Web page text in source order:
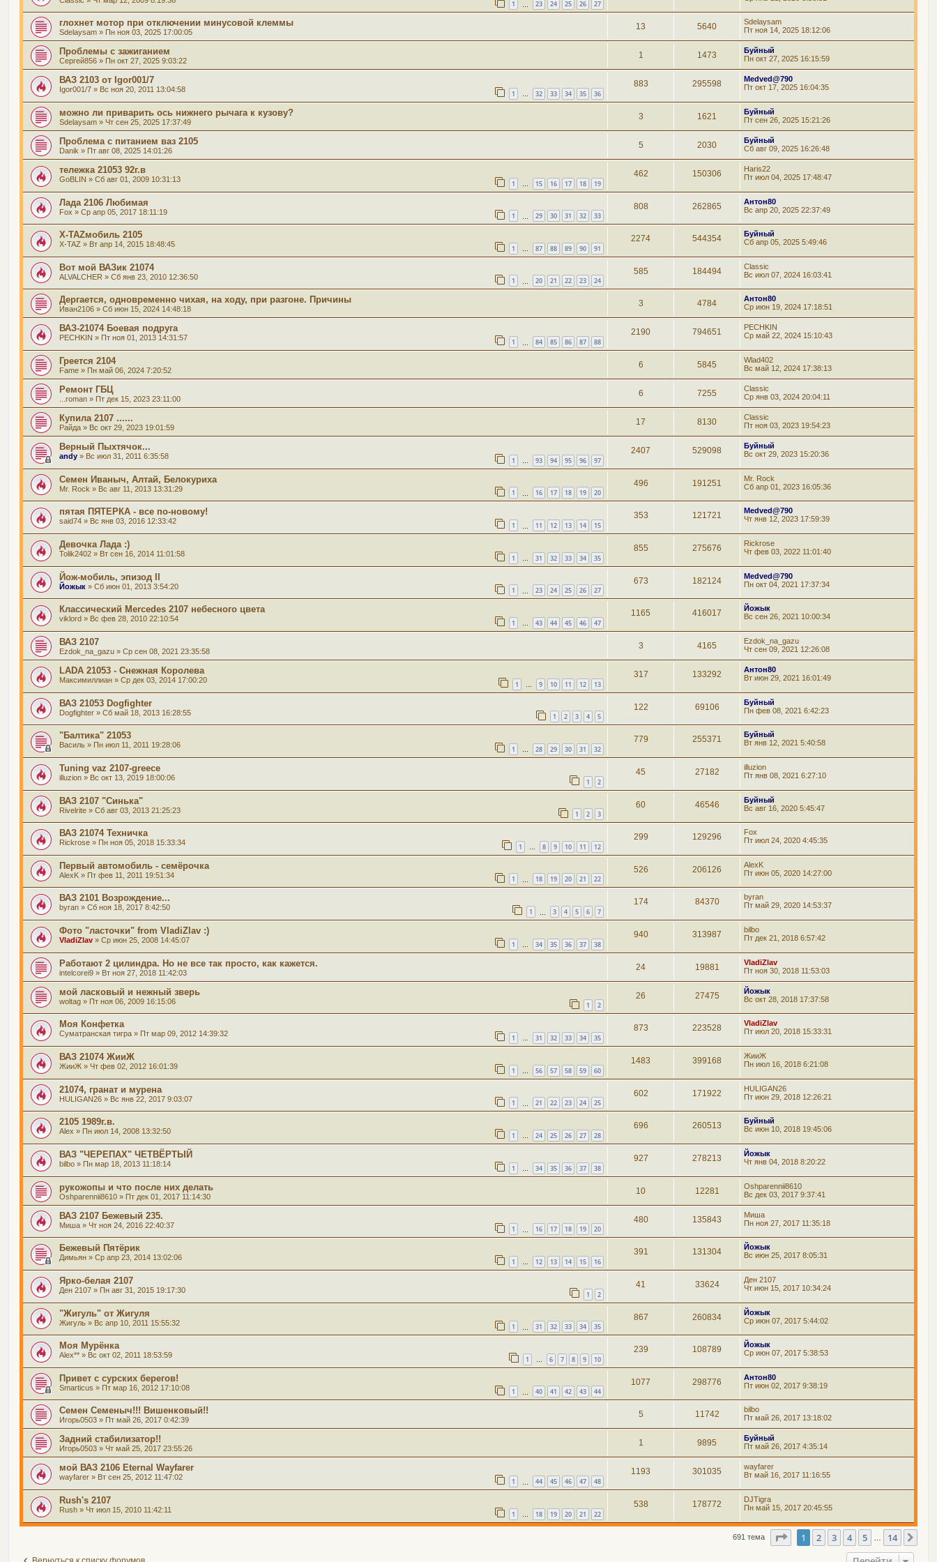
1 23 24 25 26 27
глохнет мотор при отключении минусовой клеммы
Sdelaysam » Пн ноя 03, 2025 17:00:05
13 5640
Sdelaysam
Пт ноя 14, 2025 18:12:06
Проблемы с зажиганием
Сергей856 » Пн окт 27, 2025 9:03:22
1 1473
Буйный
Пн окт 27, 2025 16:15:59
ВАЗ 2103 от Igor001/7
Igor001/7 » Вс ноя 20, 2011 13:04:58 1 … 32 33 34 35 36
883 295598
Medved@790
Пт окт 17, 2025 16:04:35
можно ли приварить ось нижнего рычага к кузову?
Sdelaysam » Чт сен 25, 2025 17:37:49
3 1621
Буйный
Пт сен 26, 2025 15:21:26
Проблема с питанием ваз 2105
Danik » Пт авг 08, 2025 14:01:26
5 2030
Буйный
Сб авг 09, 2025 16:26:48
тележка 21053 92г.в
GoBLIN » Сб авг 01, 2009 10:31:13 1 … 15 16 17 18 19
462 150306
Haris22
Пт июл 04, 2025 17:48:47
Лада 2106 Любимая
Fox » Ср апр 05, 2017 18:11:19 1 29 30 31 32 33
808 262865
Антон80
Вс апр 20, 2025 22:37:49
X-TAZмобиль 2105
X-TAZ » Вт апр 14, 2015 18:48:45 1 … 87 88 89 90 91
2274 544354
Буйный
Сб апр 05, 2025 5:49:46
Вот мой ВАЗик 21074
ALVALCHER » Сб янв 23, 2010 12:36:50 1 20 21 22 23 24
585 184494
Classic
Вс июл 07, 2024 16:03:41
Дергается, одновременно чихая, на ходу, при разгоне. Причины
Иван2106 » Сб июн 15, 2024 14:48:18
3 4784
Антон80
Ср июн 19, 2024 17:18:51
ВАЗ-21074 Боевая подруга
PECHKIN » Пт ноя 01, 2013 14:31:57 1 84 85 86 87 88
2190 794651
PECHKIN
Ср май 22, 2024 15:10:43
Греется 2104
Fame » Пн май 06, 2024 7:20:52
6 5845
Wlad402
Вс май 12, 2024 17:38:13
Ремонт ГБЦ
...roman » Пт дек 15, 2023 23:11:00
6 7255
Classic
Ср янв 03, 2024 20:04:11
Купила 2107 ......
Райда » Вс окт 29, 2023 19:01:59
17 8130
Classic
Пт ноя 03, 2023 19:54:23
Верный Пыхтячок...
andy » Вс июл 31, 2011 6:35:58 1 … 93 94 95 96 97
2407 529098
Буйный
Вс окт 29, 2023 15:20:36
Семен Иваныч, Алтай, Белокуриха
Mr. Rock » Вс авг 11, 2013 13:31:29 1 16 17 18 19 20
496 191251
Mr. Rock
Сб апр 01, 2023 16:05:36
пятая ПЯТЕРКА - все по-новому!
said74 » Вс янв 03, 2016 12:33:42 1 11 12 13 14 15
353 121721
Medved@790
Чт янв 12, 2023 17:59:39
Девочка Лада :)
Tolik2402 » Вт сен 16, 2014 11:01:58 1 … 31 32 33 34 35
855 275676
Rickrose
Чт фев 03, 2022 11:01:40
Йож-мобиль, эпизод II
Йожык » Сб июн 01, 2013 3:54:20 1 23 24 25 26 27
673 182124
Medved@790
Пн окт 04, 2021 17:37:34
Классический Mercedes 2107 небесного цвета
viklord » Вс фев 28, 2010 22:10:54 1 … 43 44 45 46 47
1165 416017
Йожык
Вс сен 26, 2021 10:00:34
ВАЗ 2107
Ezdok_na_gazu » Ср сен 08, 2021 23:35:58
3 4165
Ezdok_na_gazu
Чт сен 09, 2021 12:26:08
LADA 21053 - Снежная Королева
Максимиллиан » Ср дек 03, 2014 17:00:20 1 … 9 10 11 12 13
317 133292
Антон80
Вт июн 29, 2021 16:01:49
ВАЗ 21053 Dogfighter
Dogfighter » Сб май 18, 2013 16:28:55 1 2 3 4 5
122 69106
Буйный
Пн фев 08, 2021 6:42:23
"Балтика" 21053
Василь » Пн июл 11, 2011 19:28:06 1 … 28 29 30 31 32
779 255371
Буйный
Вт янв 12, 2021 5:40:58
Tuning vaz 2107-greece
illuzion » Вс окт 13, 2019 18:00:06 1 2
45 27182
illuzion
Пт янв 08, 2021 6:27:10
ВАЗ 2107 "Синька"
Rivelrite » Сб авг 03, 2013 21:25:23 1 2 3
60 46546
Буйный
Вс авг 16, 2020 5:45:47
ВАЗ 21074 Техничка
Rickrose » Пн ноя 05, 2018 15:33:34 1 … 8 9 10 11 12
299 129296
Fox
Пт июл 24, 2020 4:45:35
Первый автомобиль - семёрочка
AlexK » Пт фев 11, 2011 19:51:34 1 18 19 20 21 22
526 206126
AlexK
Пт июн 05, 2020 14:27:00
ВАЗ 2101 Возрождение...
byran » Сб ноя 18, 2017 8:42:50 1 3 4 5 6 7
174 84370
byran
Пт май 29, 2020 14:53:37
Фото "ласточки" from VladiZlav :)
VladiZlav » Ср июн 25, 2008 14:45:07 1 … 34 35 36 37 38
940 313987
bilbo
Пт дек 21, 2018 6:57:42
Работают 2 цилиндра. Но не все так просто, как кажется.
intelcorei9 » Вт ноя 27, 2018 11:42:03
24 19881
VladiZlav
Пт ноя 30, 2018 11:53:03
мой ласковый и нежный зверь
woltag » Пт ноя 06, 2009 16:15:06 1 2
26 27475
Йожык
Вс окт 28, 2018 17:37:58
Моя Конфетка
Суматранская тигра » Пт мар 09, 2012 14:39:32 1 … 31 32 33 34 35
873 223528
VladiZlav
Пт июл 20, 2018 15:33:31
ВАЗ 21074 ЖииЖ
ЖииЖ » Чт фев 02, 2012 16:01:39 1 … 56 57 58 59 60
1483 399168
ЖииЖ
Пн июл 16, 2018 6:21:08
21074, гранат и мурена
HULIGAN26 » Вс янв 22, 2017 9:03:07 1 21 22 23 24 25
602 171922
HULIGAN26
Пт июн 29, 2018 12:26:21
2105 1989г.в.
Alex » Пн июл 14, 2008 13:32:50 1 … 24 25 26 27 28
696 260513
Буйный
Вс июн 10, 2018 19:45:06
ВАЗ "ЧЕРЕПАХ" ЧЕТВЁРТЫЙ
bilbo » Пн мар 18, 2013 11:18:14 1 … 34 35 36 37 38
927 278213
Йожык
Чт янв 04, 2018 8:20:22
рукожопы и что после них делать
Oshparennii8610 » Пт дек 01, 2017 11:14:30
10 12281
Oshparennii8610
Вс дек 03, 2017 9:37:41
ВАЗ 2107 Бежевый 235.
Миша » Чт ноя 24, 2016 22:40:37 1 16 17 18 19 20
480 135843
Миша
Пн ноя 27, 2017 11:35:18
Бежевый Пятёрик
Димьян » Ср апр 23, 2014 13:02:06 1 … 12 13 14 15 16
391 131304
Йожык
Вс июн 25, 2017 8:05:31
Ярко-белая 2107
Ден 2107 » Пн авг 31, 2015 19:17:30 1 2
41 33624
Ден 2107
Чт июн 15, 2017 10:34:24
"Жигуль" от Жигуля
Жигуль » Вс апр 10, 2011 15:55:32 1 31 32 33 34 35
867 260834
Йожык
Ср июн 07, 2017 5:44:02
Моя Мурёнка
Alex** » Вс окт 02, 2011 18:53:59 1 … 6 7 8 9 10
239 108789
Йожык
Ср июн 07, 2017 5:38:53
Привет с сурских берегов!
Smarticus » Пт мар 16, 2012 17:10:08 1 40 41 42 43 44
1077 298776
Антон80
Пт июн 02, 2017 9:38:19
Семен Семеныч!!! Вишенковый!!
Игорь0503 » Пт май 26, 2017 0:42:39
5 11742
bilbo
Пт май 26, 2017 13:18:02
Задний стабилизатор!!
Игорь0503 » Чт май 25, 2017 23:55:26
1 9895
Буйный
Пт май 26, 2017 4:35:14
мой ВАЗ 2106 Eternal Wayfarer
wayfarer » Вт сен 25, 2012 11:47:02 1 44 45 46 47 48
1193 301035
wayfarer
Вт май 16, 2017 11:16:55
Rush's 2107
Rush » Чт июл 15, 2010 11:42:11 1 … 18 19 20 21 22
538 178772
DJTigra
Пн май 15, 2017 20:45:55
691 тема Страница1 из 14
1 2 3 4 5 14